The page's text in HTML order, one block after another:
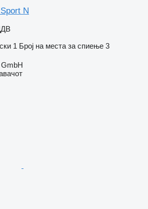
N
1 Број на места за спиење 3